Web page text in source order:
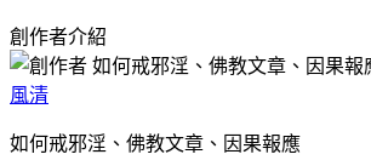
創作者介紹
風清
如何戒邪淫、佛教文章、因果報應